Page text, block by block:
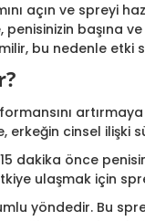
açın ve spreyi
başına
bu nedenle
cinsel
dakika önce
ulaşmak için
yöndedir. Bu